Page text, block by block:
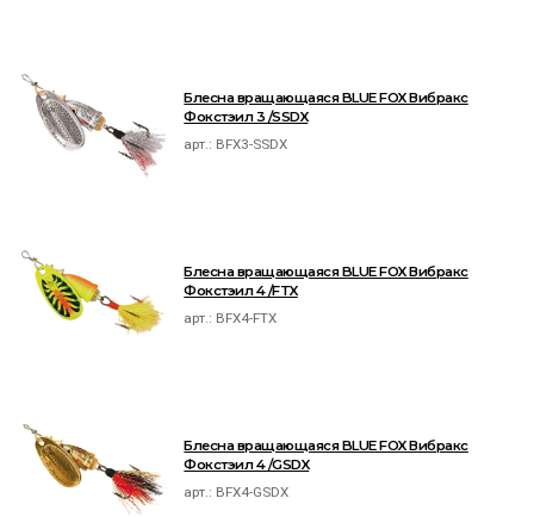
Блесна вращающаяся BLUE FOX Вибракс
Фокстэил 3 /SSDX
арт.: BFX3-SSDX
Блесна вращающаяся BLUE FOX Вибракс
Фокстэил 4 /FTX
арт.: BFX4-FTX
Блесна вращающаяся BLUE FOX Вибракс
Фокстэил 4 /GSDX
арт.: BFX4-GSDX